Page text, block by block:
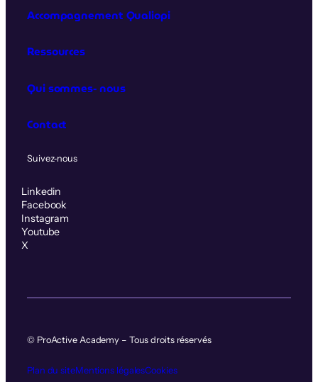
Accompagnement Qualiopi
Ressources
Qui sommes‑nous
Contact
Suivez‑nous
Linkedin
Facebook
Instagram
Youtube
X
© ProActive Academy – Tous droits réservés
Plan du siteMentions légalesCookies